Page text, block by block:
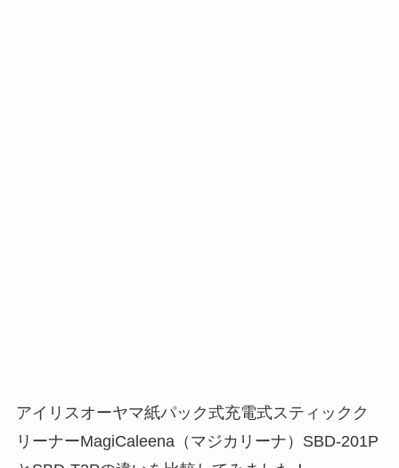
アイリスオーヤマ紙パック式充電式スティックク
リーナーMagiCaleena（マジカリーナ）SBD-201P